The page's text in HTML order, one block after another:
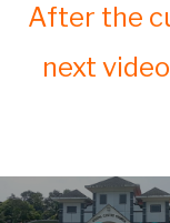
After the
next